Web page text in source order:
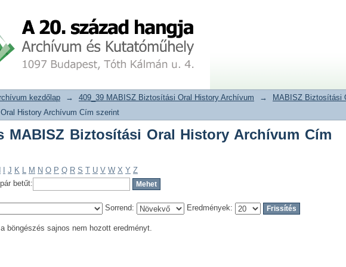
MABISZ Biztosítási Oral History Archívum Cím
archívum adattár
kezdőlap → 409_39 MABISZ Biztosítási Oral History Archívum → MABISZ Biztosítási
History Archívum Cím szerint
MABISZ Biztosítási Oral History Archívum Cím
J K L M N O P Q R S T U V W X Y Z
betűt:
Sorrend: Eredmények:
böngészés sajnos nem hozott eredményt.